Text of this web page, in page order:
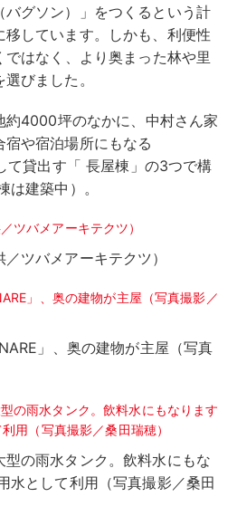
バグソン）」をつくるという計
しています。しかも、利便性
はなく、より奥まった林や里
びました。
約4000坪のなかに、中村さん家
や宿泊場所にもなる
て貸出す「 長屋棟」の3つで構
は建築中）。
ツバメアーキテクツ）
」、奥の建物が主屋（写真
の雨水タンク。飲料水にもな
水として利用（写真撮影／桑田